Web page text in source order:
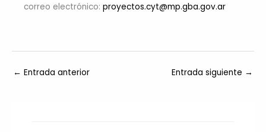
correo electrónico: proyectos.cyt@mp.gba.gov.ar
← Entrada anterior Entrada siguiente →